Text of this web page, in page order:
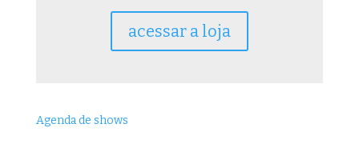
acessar a loja
Agenda de shows